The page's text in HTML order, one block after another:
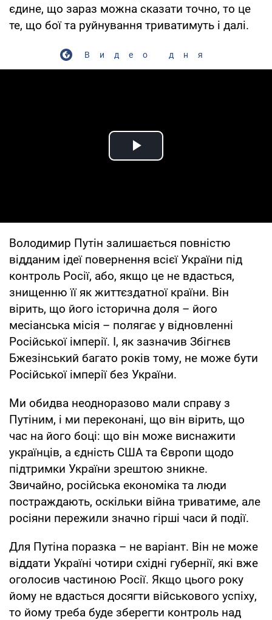
єдине, що зараз можна сказати точно, то це
те, що бої та руйнування триватимуть і далі.
Видео дня
Play Video
Володимир Путін залишається повністю
відданим ідеї повернення всієї України під
контроль Росії, або, якщо це не вдасться,
знищенню її як життєздатної країни. Він
вірить, що його історична доля – його
месіанська місія – полягає у відновленні
Російської імперії. І, як зазначив Збігнєв
Бжезінський багато років тому, не може бути
Російської імперії без України.
Ми обидва неодноразово мали справу з
Путіним, і ми переконані, що він вірить, що
час на його боці: що він може виснажити
українців, а єдність США та Європи щодо
підтримки України зрештою зникне.
Звичайно, російська економіка та люди
постраждають, оскільки війна триватиме, але
росіяни пережили значно гірші часи й події.
Для Путіна поразка – не варіант. Він не може
віддати Україні чотири східні губернії, які вже
оголосив частиною Росії. Якщо цього року
йому не вдасться досягти військового успіху,
то йому треба буде зберегти контроль над